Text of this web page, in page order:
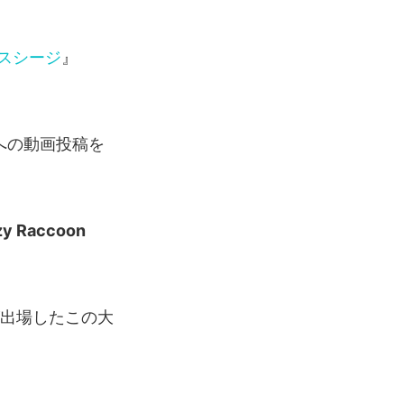
シージ』
の動画投稿を
Raccoon
場したこの大